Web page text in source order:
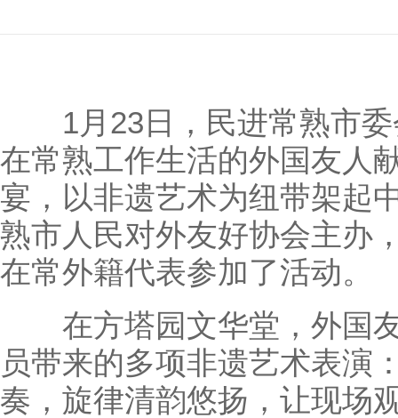
1月23日，民进常熟市委
在常熟工作生活的外国友人
宴，以非遗艺术为纽带架起
熟市人民对外友好协会主办
在常外籍代表参加了活动。
在方塔园文华堂，外国友
员带来的多项非遗艺术表演
奏，旋律清韵悠扬，让现场